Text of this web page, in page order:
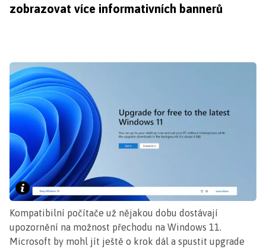
zobrazovat více informativních bannerů
Kompatibilní počítače už nějakou dobu dostávají
upozornění na možnost přechodu na Windows 11.
Microsoft by mohl jít ještě o krok dál a spustit upgrade